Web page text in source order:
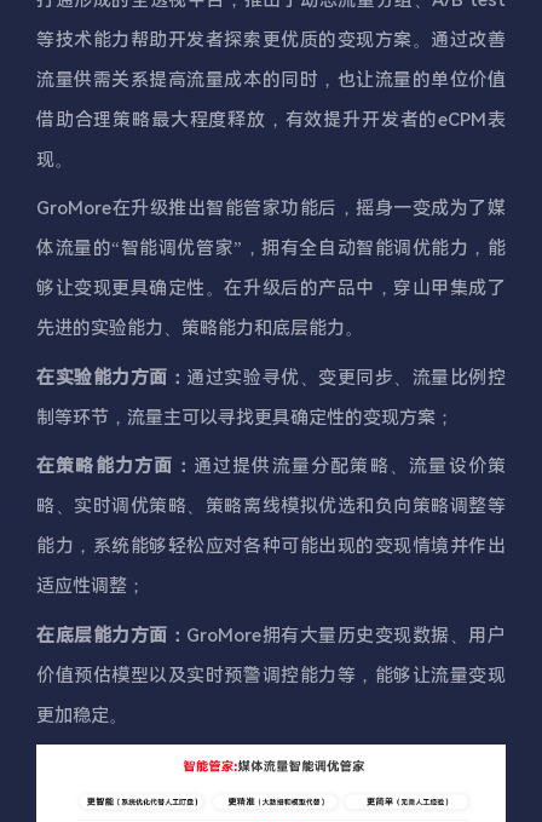
等技术能力帮助开发者探索更优质的变现方案。通过改善
流量供需关系提高流量成本的同时，也让流量的单位价值
借助合理策略最大程度释放，有效提升开发者的eCPM表
现。
GroMore在升级推出智能管家功能后，摇身一变成为了媒
体流量的“智能调优管家”，拥有全自动智能调优能力，能
够让变现更具确定性。在升级后的产品中，穿山甲集成了
先进的实验能力、策略能力和底层能力。
在实验能力方面： 通过实验寻优、变更同步、流量比例控
制等环节，流量主可以寻找更具确定性的变现方案；
在策略能力方面： 通过提供流量分配策略、流量设价策
略、实时调优策略、策略离线模拟优选和负向策略调整等
能力，系统能够轻松应对各种可能出现的变现情境并作出
适应性调整；
在底层能力方面： GroMore拥有大量历史变现数据、用户
价值预估模型以及实时预警调控能力等，能够让流量变现
更加稳定。